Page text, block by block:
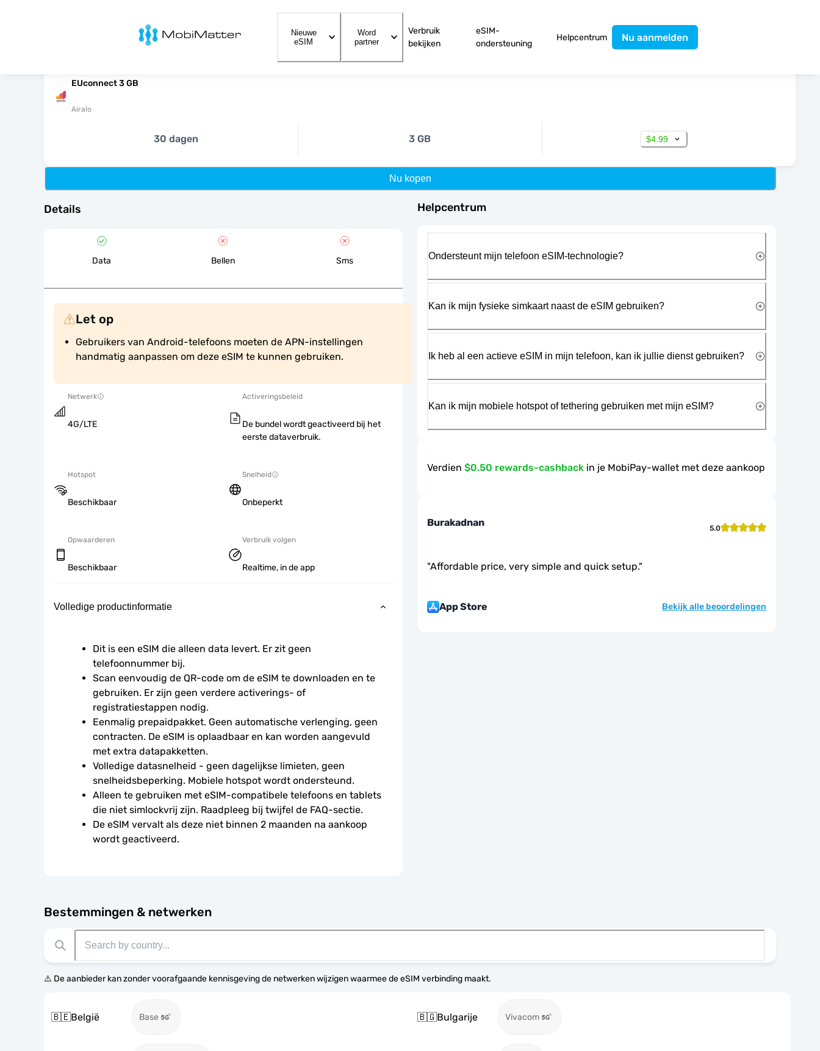
MobiMatter
Nieuwe
eSIM
Word
partner
Verbruik
bekijken
eSIM-
ondersteuning
Helpcentrum Nu aanmelden
EUconnect 3 GB
Airalo
30 dagen 3 GB $4.99
Nu kopen
Details
Data Bellen Sms
Let op
Gebruikers van Android-telefoons moeten de APN-instellingen
handmatig aanpassen om deze eSIM te kunnen gebruiken.
Netwerk
4G/LTE
Activeringsbeleid
De bundel wordt geactiveerd bij het
eerste dataverbruik.
Hotspot
Beschikbaar
Snelheid
Onbeperkt
Opwaarderen
Beschikbaar
Verbruik volgen
Realtime, in de app
Volledige productinformatie
Dit is een eSIM die alleen data levert. Er zit geen
telefoonnummer bij.
Scan eenvoudig de QR-code om de eSIM te downloaden en te
gebruiken. Er zijn geen verdere activerings- of
registratiestappen nodig.
Eenmalig prepaidpakket. Geen automatische verlenging, geen
contracten. De eSIM is oplaadbaar en kan worden aangevuld
met extra datapakketten.
Volledige datasnelheid - geen dagelijkse limieten, geen
snelheidsbeperking. Mobiele hotspot wordt ondersteund.
Alleen te gebruiken met eSIM-compatibele telefoons en tablets
die niet simlockvrij zijn. Raadpleeg bij twijfel de FAQ-sectie.
De eSIM vervalt als deze niet binnen 2 maanden na aankoop
wordt geactiveerd.
Bestemmingen & netwerken
⚠️ De aanbieder kan zonder voorafgaande kennisgeving de netwerken wijzigen waarmee de eSIM verbinding maakt.
🇧🇪België Base 🇧🇬Bulgarije Vivacom
Helpcentrum
Ondersteunt mijn telefoon eSIM-technologie?
Kan ik mijn fysieke simkaart naast de eSIM gebruiken?
Ik heb al een actieve eSIM in mijn telefoon, kan ik jullie dienst gebruiken?
Kan ik mijn mobiele hotspot of tethering gebruiken met mijn eSIM?
Verdien $0.50 rewards-cashback in je MobiPay-wallet met deze aankoop
Burakadnan 5.0
"Affordable price, very simple and quick setup."
App Store Bekijk alle beoordelingen